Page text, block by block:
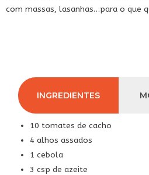
com massas, lasanhas…para o que
INGREDIENTES
10 tomates de cacho
4 alhos assados
1 cebola
3 csp de azeite